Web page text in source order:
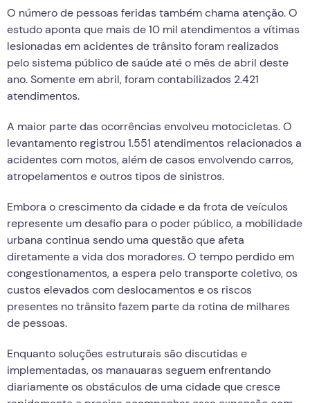
O número de pessoas feridas também chama atenção. O
estudo aponta que mais de 10 mil atendimentos a vítimas
lesionadas em acidentes de trânsito foram realizados
pelo sistema público de saúde até o mês de abril deste
ano. Somente em abril, foram contabilizados 2.421
atendimentos.
A maior parte das ocorrências envolveu motocicletas. O
levantamento registrou 1.551 atendimentos relacionados a
acidentes com motos, além de casos envolvendo carros,
atropelamentos e outros tipos de sinistros.
Embora o crescimento da cidade e da frota de veículos
represente um desafio para o poder público, a mobilidade
urbana continua sendo uma questão que afeta
diretamente a vida dos moradores. O tempo perdido em
congestionamentos, a espera pelo transporte coletivo, os
custos elevados com deslocamentos e os riscos
presentes no trânsito fazem parte da rotina de milhares
de pessoas.
Enquanto soluções estruturais são discutidas e
implementadas, os manauaras seguem enfrentando
diariamente os obstáculos de uma cidade que cresce